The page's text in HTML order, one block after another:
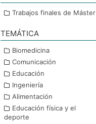
Trabajos finales de Máster
TEMÁTICA
Biomedicina
Comunicación
Educación
Ingeniería
Alimentación
Educación física y el
deporte